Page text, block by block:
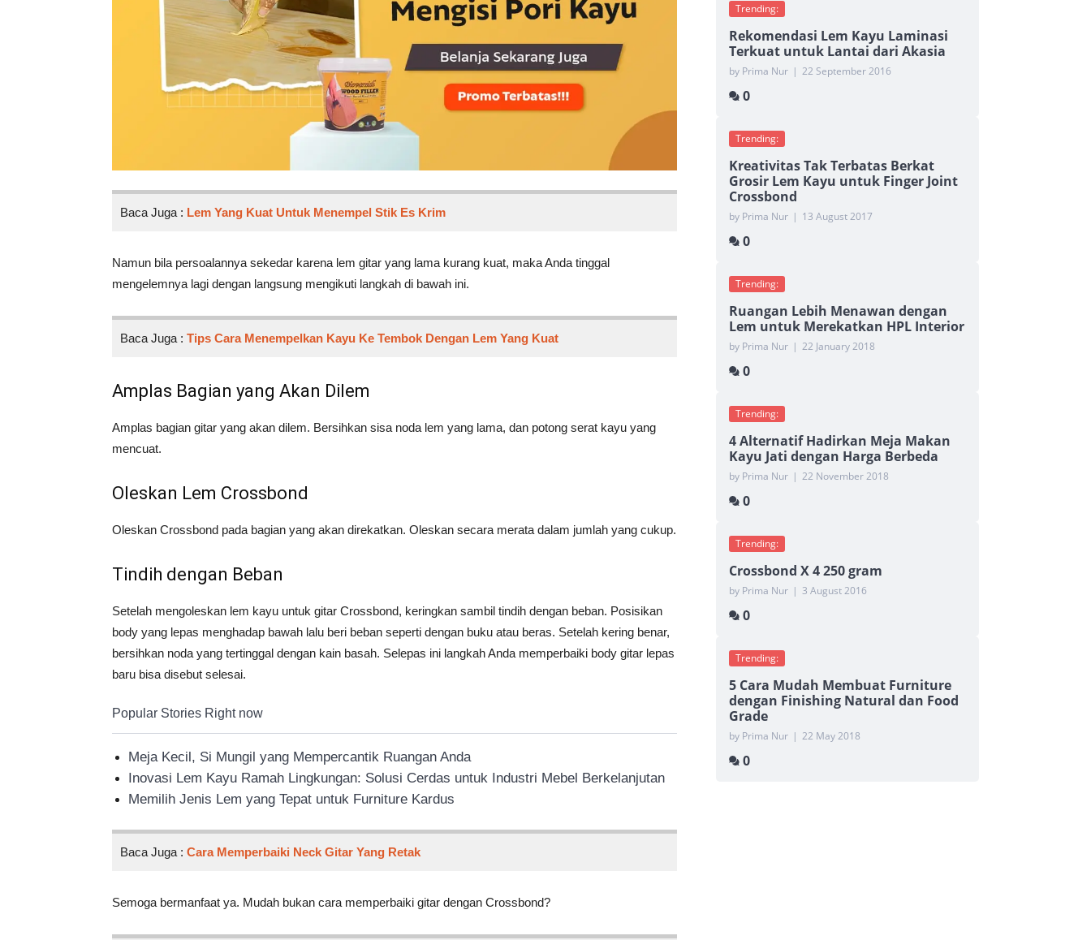
Baca Juga : Lem Yang Kuat Untuk Menempel Stik Es Krim
Namun bila persoalannya sekedar karena lem gitar yang lama kurang kuat, maka Anda tinggal
mengelemnya lagi dengan langsung mengikuti langkah di bawah ini.
Baca Juga : Tips Cara Menempelkan Kayu Ke Tembok Dengan Lem Yang Kuat
Amplas Bagian yang Akan Dilem
Amplas bagian gitar yang akan dilem. Bersihkan sisa noda lem yang lama, dan potong serat kayu yang
mencuat.
Oleskan Lem Crossbond
Oleskan Crossbond pada bagian yang akan direkatkan. Oleskan secara merata dalam jumlah yang cukup.
Tindih dengan Beban
Setelah mengoleskan lem kayu untuk gitar Crossbond, keringkan sambil tindih dengan beban. Posisikan
body yang lepas menghadap bawah lalu beri beban seperti dengan buku atau beras. Setelah kering benar,
bersihkan noda yang tertinggal dengan kain basah. Selepas ini langkah Anda memperbaiki body gitar lepas
baru bisa disebut selesai.
Popular Stories Right now
Meja Kecil, Si Mungil yang Mempercantik Ruangan Anda
Inovasi Lem Kayu Ramah Lingkungan: Solusi Cerdas untuk Industri Mebel Berkelanjutan
Memilih Jenis Lem yang Tepat untuk Furniture Kardus
Baca Juga : Cara Memperbaiki Neck Gitar Yang Retak
Semoga bermanfaat ya. Mudah bukan cara memperbaiki gitar dengan Crossbond?
Trending:
Rekomendasi Lem Kayu Laminasi
Terkuat untuk Lantai dari Akasia
by Prima Nur | 22 September 2016
0
Trending:
Kreativitas Tak Terbatas Berkat
Grosir Lem Kayu untuk Finger Joint
Crossbond
by Prima Nur | 13 August 2017
0
Trending:
Ruangan Lebih Menawan dengan
Lem untuk Merekatkan HPL Interior
by Prima Nur | 22 January 2018
0
Trending:
4 Alternatif Hadirkan Meja Makan
Kayu Jati dengan Harga Berbeda
by Prima Nur | 22 November 2018
0
Trending:
Crossbond X 4 250 gram
by Prima Nur | 3 August 2016
0
Trending:
5 Cara Mudah Membuat Furniture
dengan Finishing Natural dan Food
Grade
by Prima Nur | 22 May 2018
0